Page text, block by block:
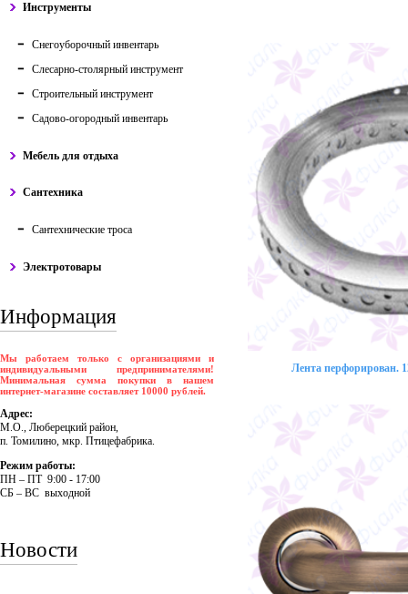
Инструменты
Снегоуборочный инвентарь
Слесарно-столярный инструмент
Строительный инструмент
Садово-огородный инвентарь
Мебель для отдыха
Сантехника
Сантехнические троса
Электротовары
Информация
Мы работаем только с организациями и
индивидуальными предпринимателями!
Минимальная сумма покупки в нашем
интернет-магазине составляет 10000 рублей.
Адрес:
М.О., Люберецкий район,
п. Томилино, мкр. Птицефабрика.
Режим работы:
ПH – ПT 9:00 - 17:00
CБ – BC выходной
Новости
Лента перфорирован.